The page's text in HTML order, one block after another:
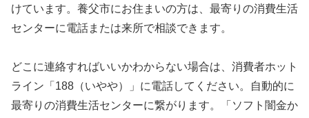
けています。養父市にお住まいの方は、最寄りの消費生活
センターに電話または来所で相談できます。
どこに連絡すればいいかわからない場合は、消費者ホット
ライン「188（いやや）」に電話してください。自動的に
最寄りの消費生活センターに繋がります。「ソフト闇金か